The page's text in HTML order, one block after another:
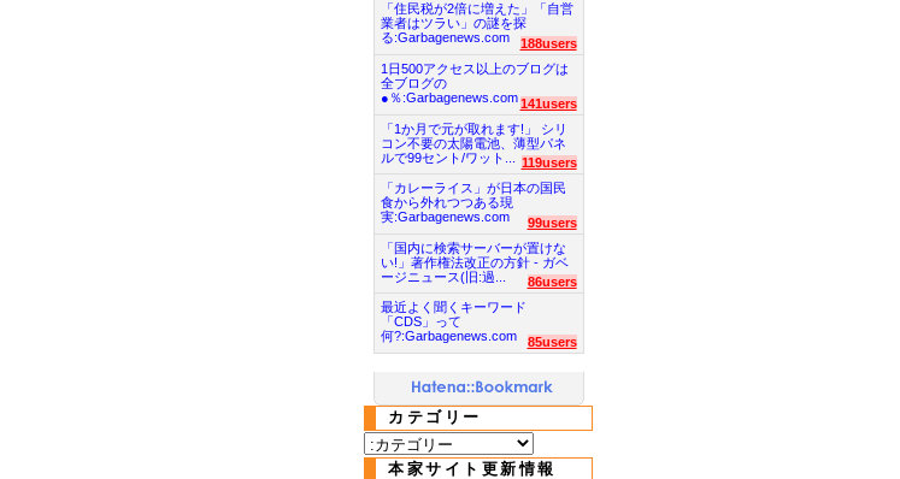
「住民税が2倍に増えた」「自営
業者はツラい」の謎を探
る:Garbagenews.com
188users
1日500アクセス以上のブログは
全ブログの
●％:Garbagenews.com 141users
「1か月で元が取れます!」 シリ
コン不要の太陽電池、薄型パネ
ルで99セント/ワット...
119users
「カレーライス」が日本の国民
食から外れつつある現
実:Garbagenews.com
99users
「国内に検索サーバーが置けな
い!」著作権法改正の方針 - ガベ
ージニュース(旧:過...
86users
最近よく聞くキーワード
「CDS」って
何?:Garbagenews.com
85users
カテゴリー
本家サイト更新情報